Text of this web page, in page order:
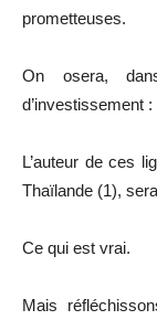
prometteuses.
On osera,
d’investissement
L’auteur de ces
Thaïlande (1),
Ce qui est vrai.
Mais